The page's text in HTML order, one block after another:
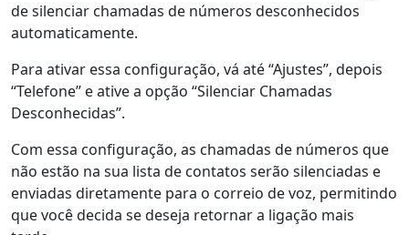
de silenciar chamadas de números desconhecidos
automaticamente.
Para ativar essa configuração, vá até “Ajustes”, depois
“Telefone” e ative a opção “Silenciar Chamadas
Desconhecidas”.
Com essa configuração, as chamadas de números que
não estão na sua lista de contatos serão silenciadas e
enviadas diretamente para o correio de voz, permitindo
que você decida se deseja retornar a ligação mais